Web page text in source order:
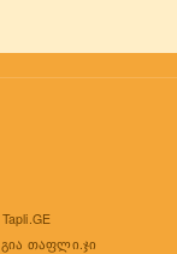
Tapli.GE
გია თაფლი.ჯი